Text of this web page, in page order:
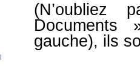
gauche), ils